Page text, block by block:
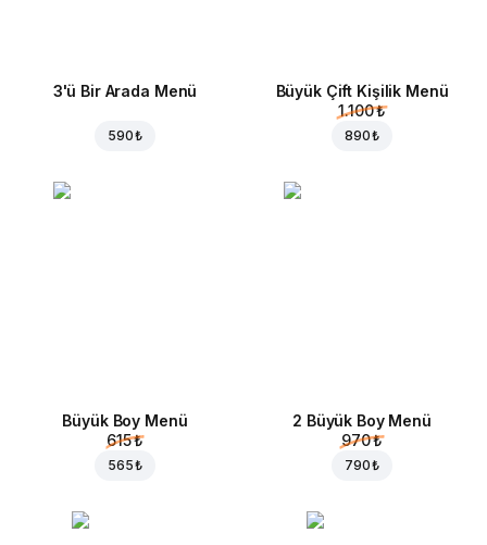
3'ü Bir Arada Menü
590 ₺
Büyük Çift Kişilik Menü
1.100 ₺
890 ₺
Büyük Boy Menü
615 ₺
565 ₺
2 Büyük Boy Menü
970 ₺
790 ₺